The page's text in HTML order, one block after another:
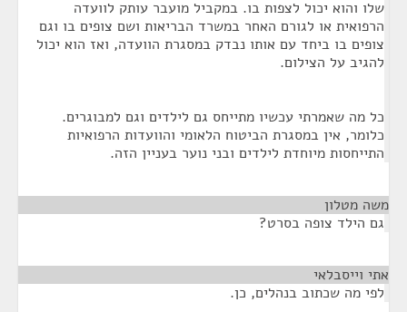
שלו והוא יכול לצפות בו. במקביל מועבר עותק לוועדה
הרפואית או לגורם האחר במשרד הבריאות ושם צופים בו וגם
צופים בו ביחד עם אותו נבדק במסגרת הוועדה, ואז הוא יכול
להגיב על הצילום.
כל מה שאמרתי עכשיו מתייחס גם לילדים וגם למבוגרים.
כלומר, אין במסגרת הביטוח הלאומי והוועדות הרפואיות
התייחסות מיוחדת לילדים ובני נוער בעניין הזה.
משה מטלון
גם הילד צופה בסרט?
אתי וייסבלאי
לפי מה שכתוב בנהלים, כן.